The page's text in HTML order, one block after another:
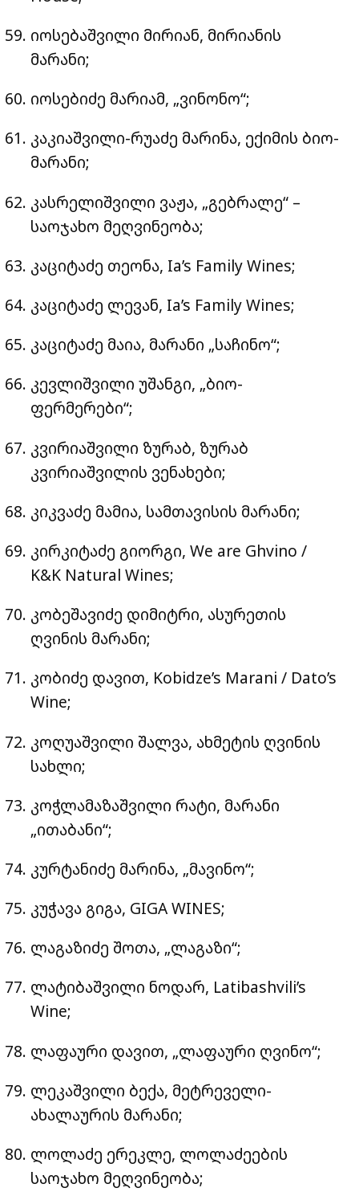
იოსებაშვილი მირიან, მირიანის
მარანი;
იოსებიძე მარიამ, „ვინონო“;
კაკიაშვილი-რუაძე მარინა, ექიმის ბიო-
მარანი;
კასრელიშვილი ვაჟა, „გებრალე“ –
საოჯახო მეღვინეობა;
კაციტაძე თეონა, Ia’s Family Wines;
კაციტაძე ლევან, Ia’s Family Wines;
კაციტაძე მაია, მარანი „საჩინო“;
კევლიშვილი უშანგი, „ბიო-
ფერმერები“;
კვირიაშვილი ზურაბ, ზურაბ
კვირიაშვილის ვენახები;
კიკვაძე მამია, სამთავისის მარანი;
კირკიტაძე გიორგი, We are Ghvino /
K&K Natural Wines;
კობეშავიძე დიმიტრი, ასურეთის
ღვინის მარანი;
კობიძე დავით, Kobidze’s Marani / Dato’s
Wine;
კოღუაშვილი შალვა, ახმეტის ღვინის
სახლი;
კოჭლამაზაშვილი რატი, მარანი
„ითაბანი“;
კურტანიძე მარინა, „მავინო“;
კუჭავა გიგა, GIGA WINES;
ლაგაზიძე შოთა, „ლაგაზი“;
ლატიბაშვილი ნოდარ, Latibashvili’s
Wine;
ლაფაური დავით, „ლაფაური ღვინო“;
ლეკაშვილი ბექა, მეტრეველი-
ახალაურის მარანი;
ლოლაძე ერეკლე, ლოლაძეების
საოჯახო მეღვინეობა;